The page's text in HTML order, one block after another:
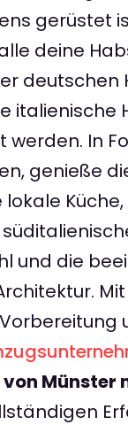
gerüstet
deine
italienische
In
genieße
und die
von Münster